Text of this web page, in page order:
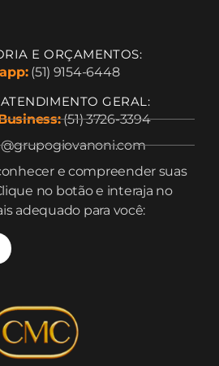
E ORÇAMENTOS:
(51) 9154-6448
GERAL:
(51) 3726-3394
e compreender suas
no botão e interaja no
adequado para você: